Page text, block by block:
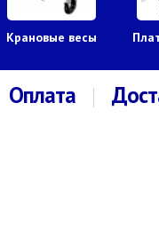
Крановые весы
Оплата